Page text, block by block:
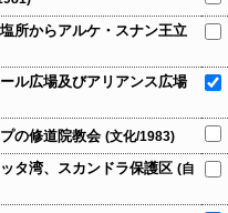
所からアルケ・スナン王立
ル広場及びアリアンス広場
の修道院教会 (文化/1983)
タ湾、スカンドラ保護区 (自